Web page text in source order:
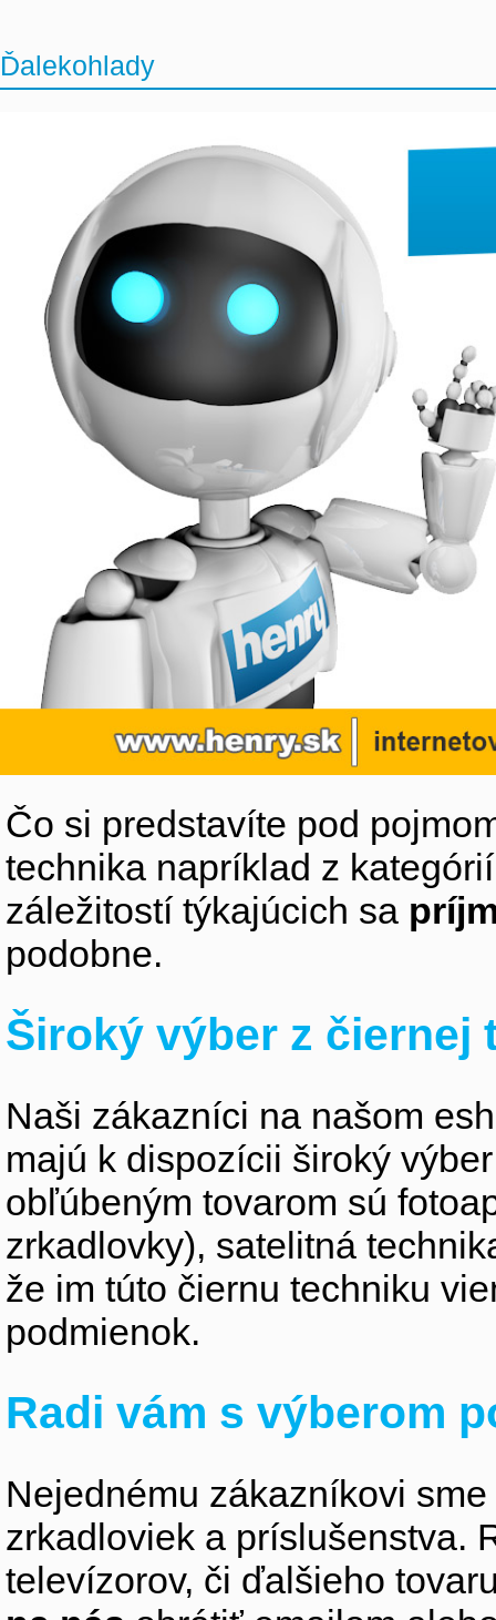
Ďalekohlady
Čo si predstavíte pod
technika napríklad z
záležitostí týkajúcich sa
podobne.
Široký výber z čiernej
Naši zákazníci na našom
majú k dispozícii široký
obľúbeným tovarom sú
zrkadlovky), satelitná
že im túto čiernu techniku
podmienok.
Radi vám s výberom
Nejednému zákazníkovi
zrkadloviek a príslušenstva.
televízorov, či ďalšieho